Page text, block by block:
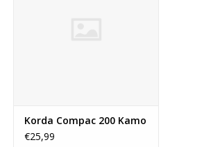
Korda Compac 200 Kamo
€25,99